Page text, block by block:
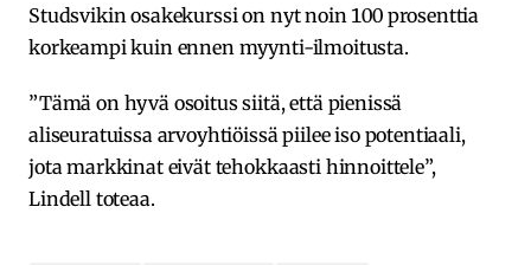
Studsvikin osakekurssi on nyt noin 100 prosenttia
korkeampi kuin ennen myynti-ilmoitusta.
”Tämä on hyvä osoitus siitä, että pienissä
aliseuratuissa arvoyhtiöissä piilee iso potentiaali,
jota markkinat eivät tehokkaasti hinnoittele”,
Lindell toteaa.